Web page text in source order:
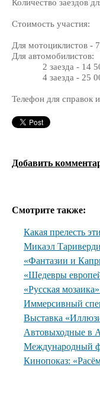
Количество заездов
Стоимость участия:
Для мотоциклистов -
Для автомобилистов:
2 заезда - 14
4 заезда - 25
Телефон для справок
Добавить
Смотрите также:
Какая прелесть
Микаэл
«Фантазии и
«Шедевры
«Русская
Иммерсивный
Выставка
Автовыходные в
Международный
Кинопоказ: